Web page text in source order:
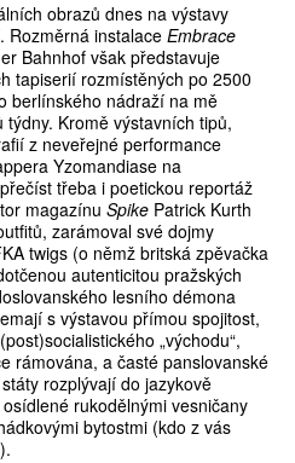
obrazů dnes na výstavy
Rozměrná instalace Embrace
Bahnhof však představuje
tapiserií rozmístěných po 2500
berlínského nádraží na mě
Kromě výstavních tipů,
z neveřejné performance
Yzomandiase na
třeba i poetickou reportáž
magazínu Spike Patrick Kurth
zarámoval své dojmy
twigs (o němž britská zpěvačka
autenticitou pražských
lesního démona
s výstavou přímou spojitost,
„východu“,
rámována, a časté panslovanské
rozplývají do jazykově
rukodělnými vesničany
bytostmi (kdo z vás